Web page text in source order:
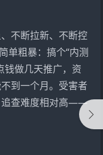
不断拉新、不断控
单粗暴：搞个“内测
钱做几天推广，资
到一个月。受害者
追查难度相对高——